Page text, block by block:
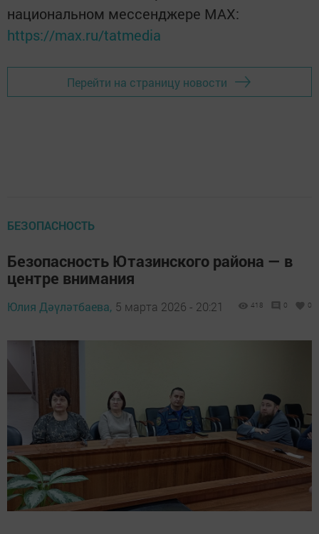
национальном мессенджере MАХ:
https://max.ru/tatmedia
Перейти на страницу новости
БЕЗОПАСНОСТЬ
Безопасность Ютазинского района — в
центре внимания
Юлия Дәүләтбаева, 5 марта 2026 - 20:21 418 0 0